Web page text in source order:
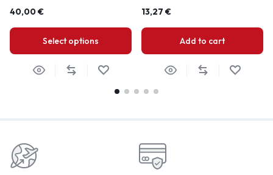
40,00€
Select options
13,27 €
Add to cart